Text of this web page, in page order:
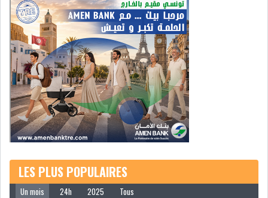
L’ATB RENFORCE SON
ENGAGEMENT AUPRÈS DES...
OFFICE PLAST : UNE LEVÉE DE
FONDS AU SER...
OFFICEPLAST : YASSINE ABID
ANIMERA UNE C...
LES PLUS POPULAIRES
Un mois 24h 2025 Tous